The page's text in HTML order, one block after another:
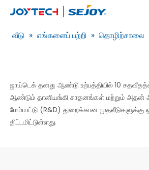
வீடு » எங்களைப் பற்றி » தொழிற்சாலை
ஜாய்டெக் தனது ஆண்டு உற்பத்தியில் 10
ஆண்டும் தானியங்கி சாதனங்கள் மற்றும் அதன்
மேம்பாட்டு (R&D) துறைக்கான முதலீடுகளுக்கு
திட்டமிட்டுள்ளது.